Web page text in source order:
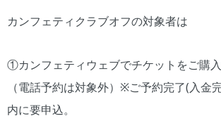
カンフェティクラブオフの対象者は
①カンフェティウェブでチケットをご購
（電話予約は対象外）※ご予約完了(入金
内に要申込。